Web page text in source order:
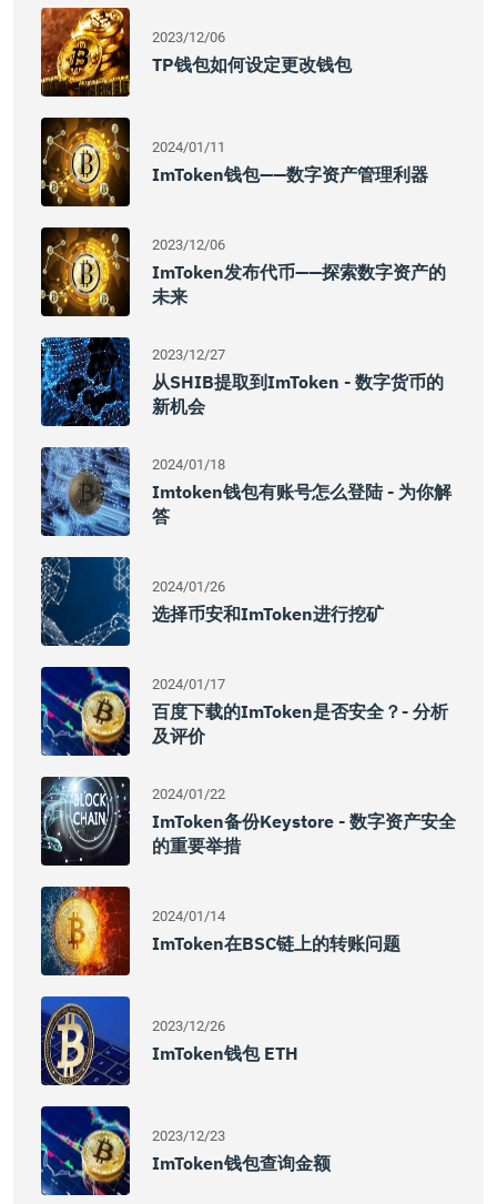
2023/12/06
TP钱包如何设定更改钱包
2024/01/11
ImToken钱包——数字资产管理利器
2023/12/06
ImToken发布代币——探索数字资产的
未来
2023/12/27
从SHIB提取到imToken - 数字货币的
新机会
2024/01/18
Imtoken钱包有账号怎么登陆 - 为你解
答
2024/01/26
选择币安和imToken进行挖矿
2024/01/17
百度下载的imToken是否安全？- 分析
及评价
2024/01/22
ImToken备份Keystore - 数字资产安全
的重要举措
2024/01/14
ImToken在BSC链上的转账问题
2023/12/26
ImToken钱包 ETH
2023/12/23
ImToken钱包查询金额